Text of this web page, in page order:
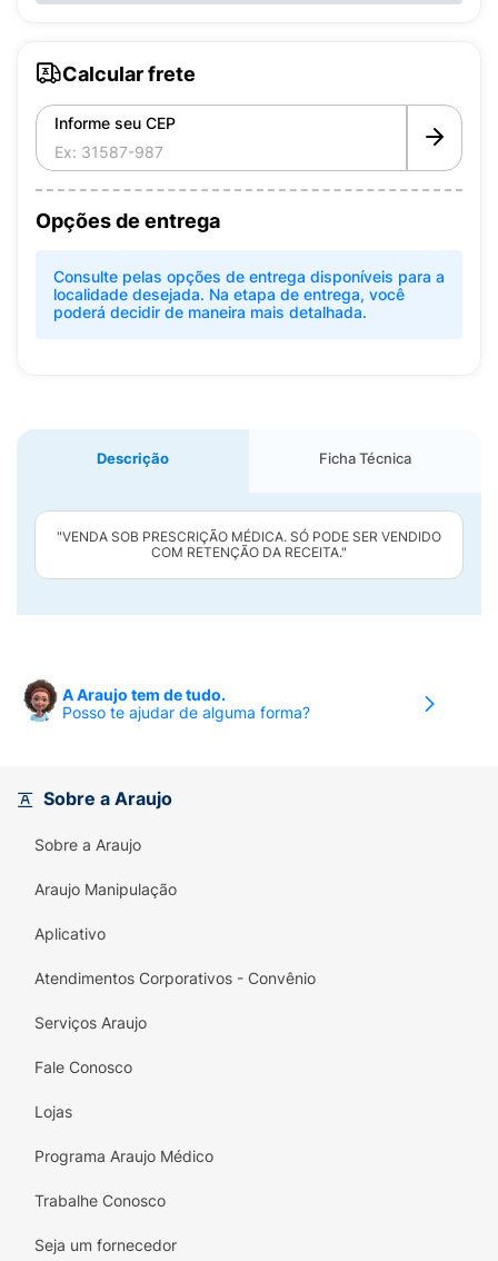
Calcular frete
Informe seu CEP
Opções de entrega
Consulte pelas opções de entrega disponíveis para a
localidade desejada. Na etapa de entrega, você
poderá decidir de maneira mais detalhada.
Descrição Ficha Técnica
"VENDA SOB PRESCRIÇÃO MÉDICA. SÓ PODE SER VENDIDO
COM RETENÇÃO DA RECEITA."
A Araujo tem de tudo.
Posso te ajudar de alguma forma?
Sobre a Araujo
Sobre a Araujo
Araujo Manipulação
Aplicativo
Atendimentos Corporativos - Convênio
Serviços Araujo
Fale Conosco
Lojas
Programa Araujo Médico
Trabalhe Conosco
Seja um fornecedor